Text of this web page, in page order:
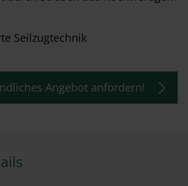
Seilzugtechnik
Angebot anfordern!